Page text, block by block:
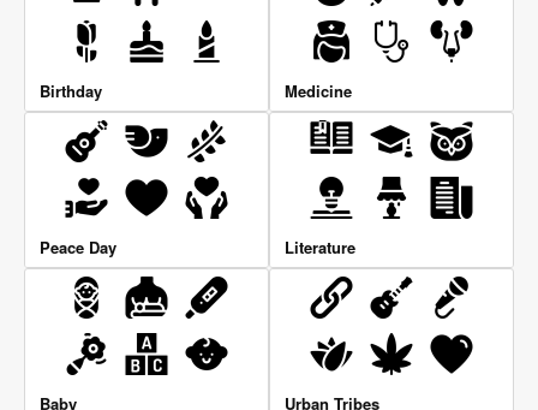
Birthday Medicine
Peace Day Literature
Baby Urban Tribes